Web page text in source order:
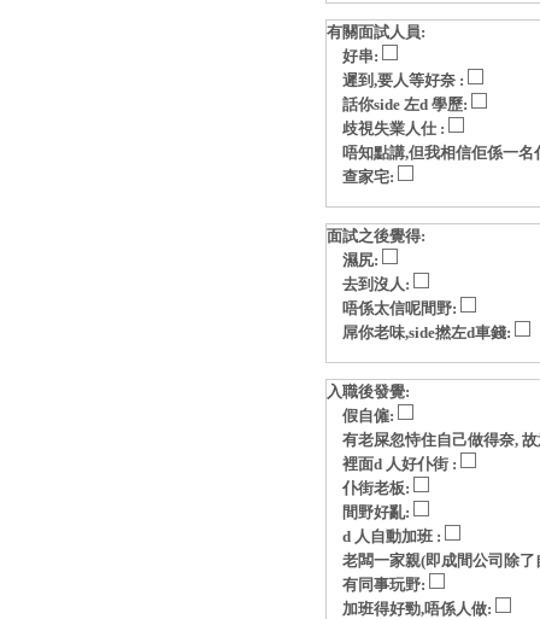
有關面試人員:
好串:
遲到,要人等好奈 :
話你side 左d 學歷:
歧視失業人仕 :
唔知點講,但我相信佢係一
查家宅:
面試之後覺得:
濕尻:
去到沒人:
唔係太信呢間野:
屌你老味,side撚左d車錢:
入職後發覺:
假自僱:
有老屎忽恃住自己做得奈,
裡面d 人好仆街 :
仆街老板:
間野好亂:
d 人自動加班 :
老闆一家親(即成間公司除
有同事玩野:
加班得好勁,唔係人做: